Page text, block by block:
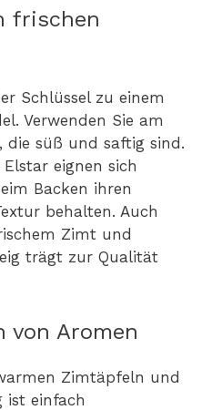
frischen
Schlüssel zu einem
Verwenden Sie am
die süß und saftig sind.
eignen sich
Backen ihren
behalten. Auch
Zimt und
trägt zur Qualität
von Aromen
Zimtäpfeln und
ist einfach